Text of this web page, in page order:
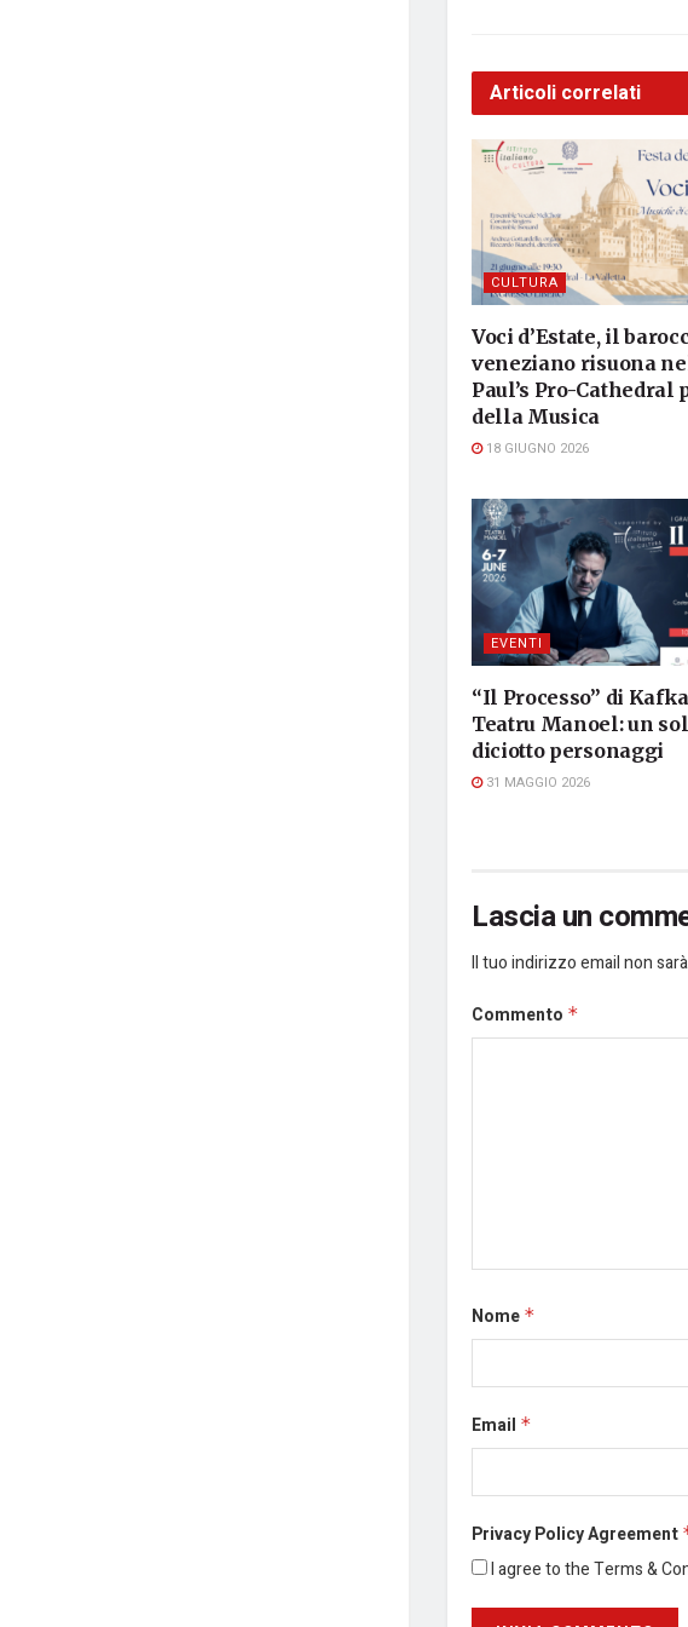
Articoli correlati
CULTURA
Voci d’Estate, il
veneziano risuona
Paul’s Pro-Cathedral
della Musica
18 GIUGNO 2026
EVENTI
“Il Processo” di
Teatru Manoel: un
diciotto personaggi
31 MAGGIO 2026
Lascia un
Il tuo indirizzo email non
Commento *
Nome *
Email *
Privacy Policy Agreement
I agree to the Terms &